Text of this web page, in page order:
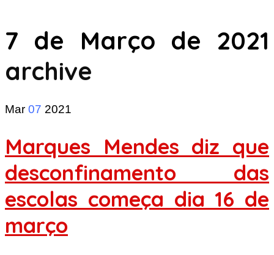
7 de Março de 2021
archive
Mar 07 2021
Marques Mendes diz que
desconfinamento das
escolas começa dia 16 de
março